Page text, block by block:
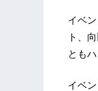
イベ
ト、
とも
イベ